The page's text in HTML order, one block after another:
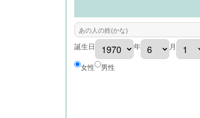
誕生日 年 月
女性 男性